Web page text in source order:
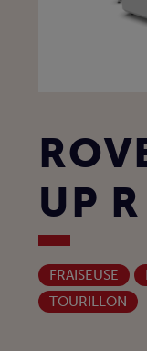
UP
FRAISEUSE
TOURILLON